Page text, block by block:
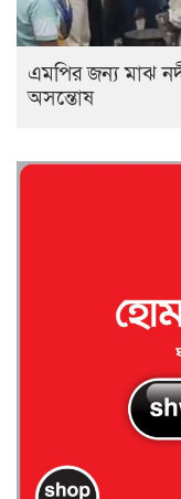
এমপির জন্য মাঝ
অসন্তোষ